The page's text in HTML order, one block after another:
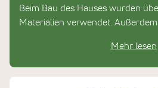
Beim Bau des Hauses wurden
Materialien verwendet.
werden. Das Hotel ist mit dem EU
Um den Innenpool zu heizen
Mehr lesen